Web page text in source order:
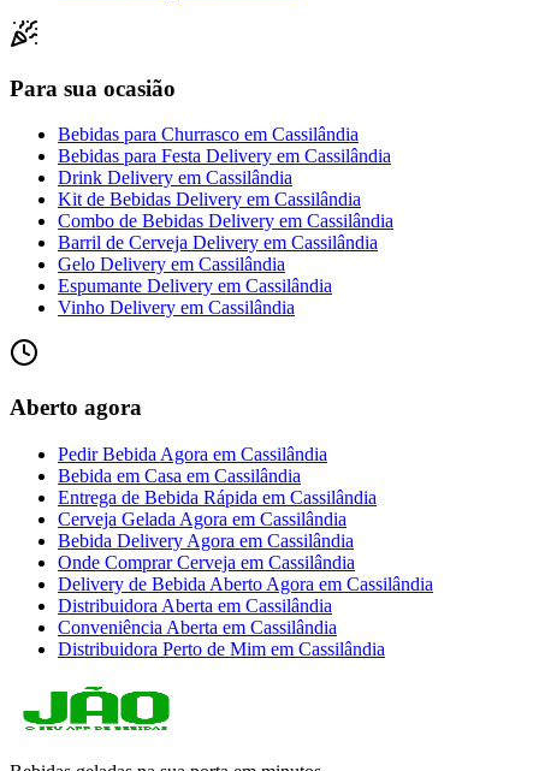
Para sua ocasião
Bebidas para Churrasco em Cassilândia
Bebidas para Festa Delivery em Cassilândia
Drink Delivery em Cassilândia
Kit de Bebidas Delivery em Cassilândia
Combo de Bebidas Delivery em Cassilândia
Barril de Cerveja Delivery em Cassilândia
Gelo Delivery em Cassilândia
Espumante Delivery em Cassilândia
Vinho Delivery em Cassilândia
Aberto agora
Pedir Bebida Agora em Cassilândia
Bebida em Casa em Cassilândia
Entrega de Bebida Rápida em Cassilândia
Cerveja Gelada Agora em Cassilândia
Bebida Delivery Agora em Cassilândia
Onde Comprar Cerveja em Cassilândia
Delivery de Bebida Aberto Agora em Cassilândia
Distribuidora Aberta em Cassilândia
Conveniência Aberta em Cassilândia
Distribuidora Perto de Mim em Cassilândia